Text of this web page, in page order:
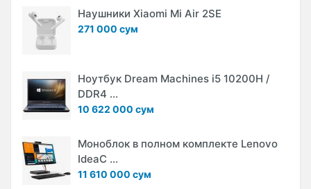
Наушники Xiaomi Mi Air 2SE
271 000 сум
Ноутбук Dream Machines i5 10200H /
DDR4 ...
10 622 000 сум
Моноблок в полном комплекте Lenovo
IdeaC ...
11 610 000 сум